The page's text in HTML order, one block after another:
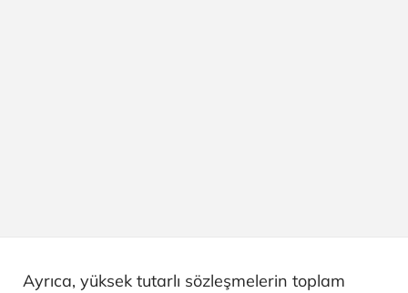
Ayrıca, yüksek tutarlı sözleşmelerin toplam